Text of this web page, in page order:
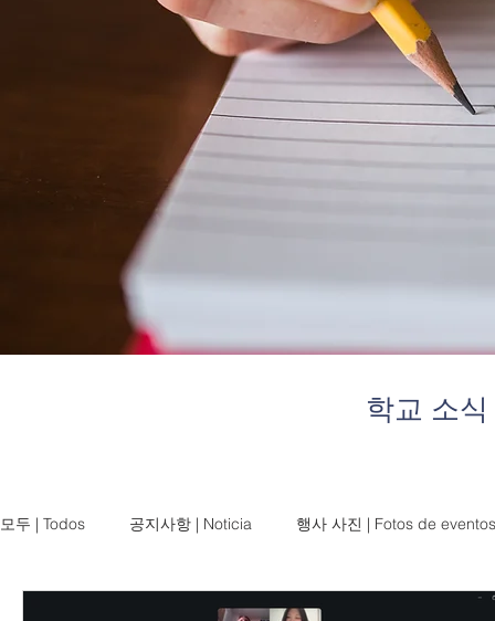
학교 소식
모두 | Todos 공지사항 | Noticia 행사 사진 | Fotos de eventos